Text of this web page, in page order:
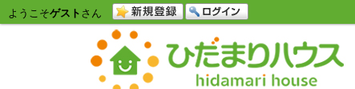
ようこそゲスト さん